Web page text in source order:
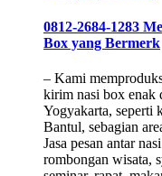
0812-2684-1283
Box yang Bermerk
– Kami
kirim nasi box enak
Yogyakarta, seperti
Bantul, sebagian
Jasa pesan antar
rombongan wisata,